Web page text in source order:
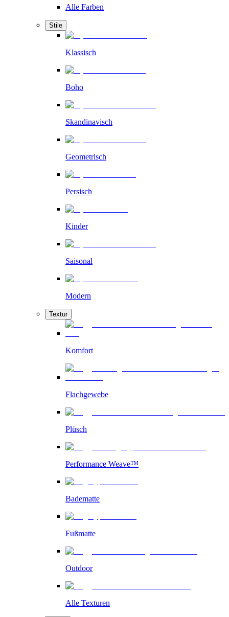
Alle Farben
Stile
Klassisch
Boho
Skandinavisch
Geometrisch
Persisch
Kinder
Saisonal
Modern
Textur
Komfort
Flachgewebe
Plüsch
Performance Weave™
Badematte
Fußmatte
Outdoor
Alle Texturen